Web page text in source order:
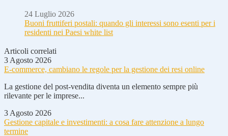
24 Luglio 2026
Buoni fruttiferi postali: quando gli interessi sono esenti per i
residenti nei Paesi white list
Articoli correlati
3 Agosto 2026
E-commerce, cambiano le regole per la gestione dei resi online
La gestione del post-vendita diventa un elemento sempre più
rilevante per le imprese...
3 Agosto 2026
Gestione capitale e investimenti: a cosa fare attenzione a lungo
termine